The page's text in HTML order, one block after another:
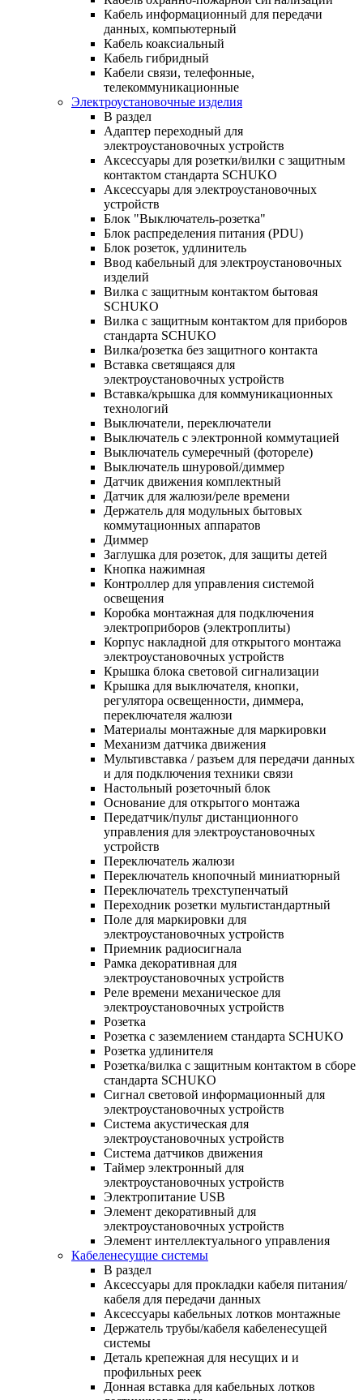
Кабель информационный для передачи
данных, компьютерный
Кабель коаксиальный
Кабель гибридный
Кабели связи, телефонные,
телекоммуникационные
Электроустановочные изделия
В раздел
Адаптер переходный для
электроустановочных устройств
Аксессуары для розетки/вилки с защитным
контактом стандарта SCHUKO
Аксессуары для электроустановочных
устройств
Блок "Выключатель-розетка"
Блок распределения питания (PDU)
Блок розеток, удлинитель
Ввод кабельный для электроустановочных
изделий
Вилка с защитным контактом бытовая
SCHUKO
Вилка с защитным контактом для приборов
стандарта SCHUKO
Вилка/розетка без защитного контакта
Вставка светящаяся для
электроустановочных устройств
Вставка/крышка для коммуникационных
технологий
Выключатели, переключатели
Выключатель с электронной коммутацией
Выключатель сумеречный (фотореле)
Выключатель шнуровой/диммер
Датчик движения комплектный
Датчик для жалюзи/реле времени
Держатель для модульных бытовых
коммутационных аппаратов
Диммер
Заглушка для розеток, для защиты детей
Кнопка нажимная
Контроллер для управления системой
освещения
Коробка монтажная для подключения
электроприборов (электроплиты)
Корпус накладной для открытого монтажа
электроустановочных устройств
Крышка блока световой сигнализации
Крышка для выключателя, кнопки,
регулятора освещенности, диммера,
переключателя жалюзи
Материалы монтажные для маркировки
Механизм датчика движения
Мультивставка / разъем для передачи данных
и для подключения техники связи
Настольный розеточный блок
Основание для открытого монтажа
Передатчик/пульт дистанционного
управления для электроустановочных
устройств
Переключатель жалюзи
Переключатель кнопочный миниатюрный
Переключатель трехступенчатый
Переходник розетки мультистандартный
Поле для маркировки для
электроустановочных устройств
Приемник радиосигнала
Рамка декоративная для
электроустановочных устройств
Реле времени механическое для
электроустановочных устройств
Розетка
Розетка с заземлением стандарта SCHUKO
Розетка удлинителя
Розетка/вилка с защитным контактом в сборе
стандарта SCHUKO
Сигнал световой информационный для
электроустановочных устройств
Система акустическая для
электроустановочных устройств
Система датчиков движения
Таймер электронный для
электроустановочных устройств
Электропитание USB
Элемент декоративный для
электроустановочных устройств
Элемент интеллектуального управления
Кабеленесущие системы
В раздел
Аксессуары для прокладки кабеля питания/
кабеля для передачи данных
Аксессуары кабельных лотков монтажные
Держатель трубы/кабеля кабеленесущей
системы
Деталь крепежная для несущих и и
профильных реек
Донная вставка для кабельных лотков